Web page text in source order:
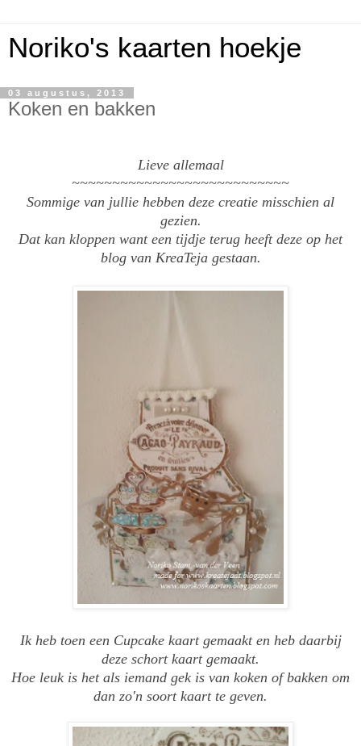
Noriko's kaarten hoekje
03 augustus, 2013
Koken en bakken
Lieve allemaal
~~~~~~~~~~~~~~~~~~~~~~~~~~~
Sommige van jullie hebben deze creatie misschien al
gezien.
Dat kan kloppen want een tijdje terug heeft deze op het
blog van KreaTeja gestaan.
Ik heb toen een Cupcake kaart gemaakt en heb daarbij
deze schort kaart gemaakt.
Hoe leuk is het als iemand gek is van koken of bakken om
dan zo'n soort kaart te geven.